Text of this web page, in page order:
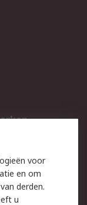
voor
en om
derden.
u